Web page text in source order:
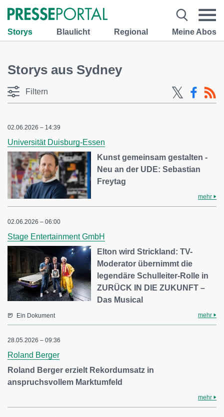
Storys Blaulicht Regional Meine Abos
Storys aus Sydney
Filtern
02.06.2026 – 14:39
Universität Duisburg-Essen
Kunst gemeinsam gestalten -
Neu an der UDE: Sebastian
Freytag
mehr
02.06.2026 – 06:00
Stage Entertainment GmbH
Elton wird Strickland: TV-
Moderator übernimmt die
legendäre Schulleiter-Rolle in
ZURÜCK IN DIE ZUKUNFT –
Das Musical
Ein Dokument mehr
28.05.2026 – 09:36
Roland Berger
Roland Berger erzielt Rekordumsatz in
anspruchsvollem Marktumfeld
mehr